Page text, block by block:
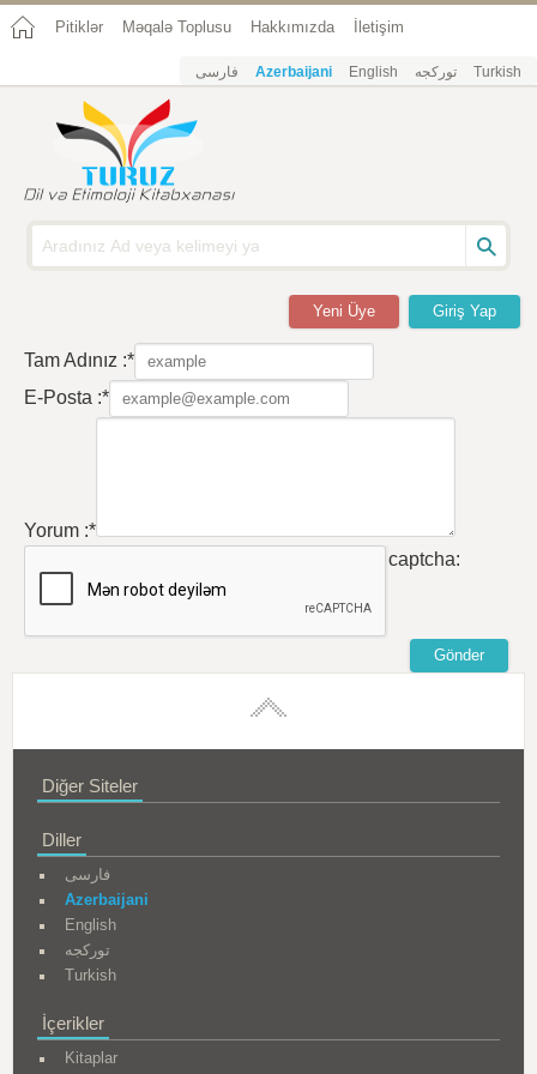
Pitiklər Məqalə Toplusu Hakkımızda İletişim
فارسی Azerbaijani English تورکجه Turkish
Giriş Yap
Yeni Üye
Tam Adınız :*
E-Posta :*
Yorum :*
captcha:
Diğer Siteler
Diller
فارسی
Azerbaijani
English
تورکجه
Turkish
İçerikler
Kitaplar